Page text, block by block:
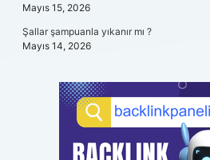
Mayıs 15, 2026
Şallar şampuanla yıkanır mı ?
Mayıs 14, 2026